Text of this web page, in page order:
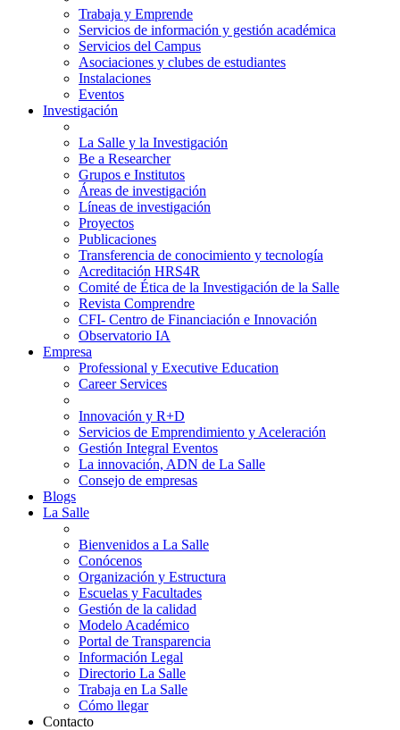
Trabaja y Emprende
Servicios de información y gestión académica
Servicios del Campus
Asociaciones y clubes de estudiantes
Instalaciones
Eventos
Investigación
La Salle y la Investigación
Be a Researcher
Grupos e Institutos
Áreas de investigación
Líneas de investigación
Proyectos
Publicaciones
Transferencia de conocimiento y tecnología
Acreditación HRS4R
Comité de Ética de la Investigación de la Salle
Revista Comprendre
CFI- Centro de Financiación e Innovación
Observatorio IA
Empresa
Professional y Executive Education
Career Services
Innovación y R+D
Servicios de Emprendimiento y Aceleración
Gestión Integral Eventos
La innovación, ADN de La Salle
Consejo de empresas
Blogs
La Salle
Bienvenidos a La Salle
Conócenos
Organización y Estructura
Escuelas y Facultades
Gestión de la calidad
Modelo Académico
Portal de Transparencia
Información Legal
Directorio La Salle
Trabaja en La Salle
Cómo llegar
Contacto